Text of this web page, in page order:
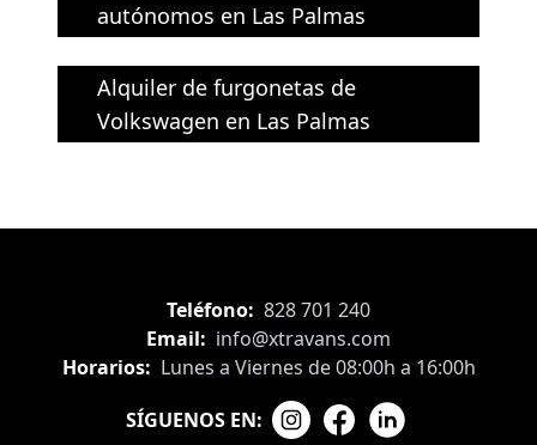
autónomos en Las Palmas
Alquiler de furgonetas de
Volkswagen en Las Palmas
Teléfono: 828 701 240
Email: info@xtravans.com
Horarios: Lunes a Viernes de 08:00h a 16:00h
SÍGUENOS EN: